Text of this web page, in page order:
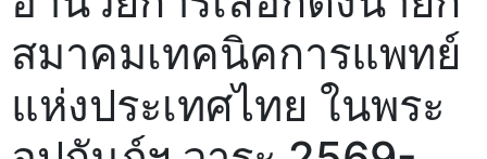
สมาคมเทคนิคการแพทย์
แห่งประเทศไทย ในพระ